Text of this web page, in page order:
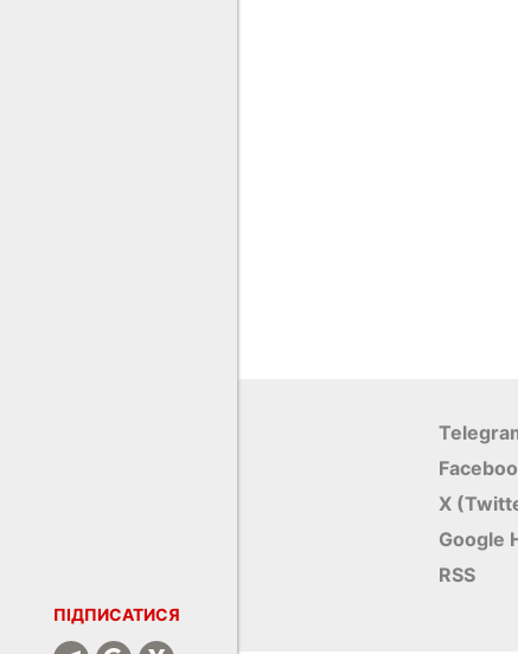
ПІДПИСАТИСЯ
X
Google
RSS